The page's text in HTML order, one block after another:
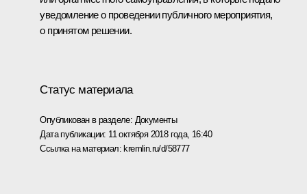
уведомление о проведении публичного мероприятия,
о принятом решении.
Статус материала
Опубликован в разделе: Документы
Дата публикации: 11 октября 2018 года, 16:40
Ссылка на материал: kremlin.ru/d/58777